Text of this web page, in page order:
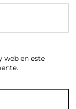
web en este